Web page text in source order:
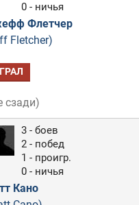
0 - ничья
Флетчер
Fletcher)
сзади)
3 - боев
2 - побед
1 - проигр.
0 - ничья
Кано